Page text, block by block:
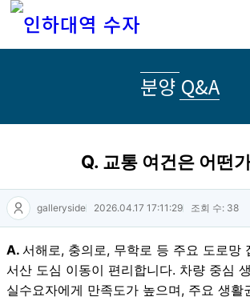
분양 Q&A
Q. 교통 여건은 어떤
galleryside 2026.04.17 17:11:29 조회 수: 38
A. 서해로, 충의로, 무학로 등 주요 도로망
서산 도심 이동이 편리합니다. 차량 중심
실수요자에게 만족도가 높으며, 주요 생활